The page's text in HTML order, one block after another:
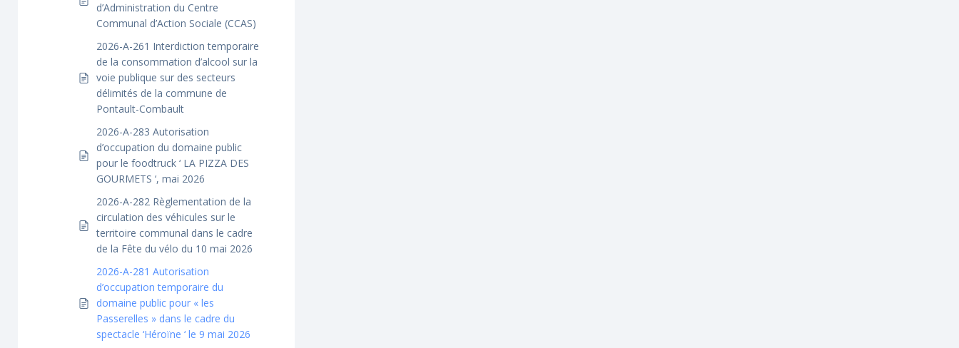
d’Administration du Centre
Communal d’Action Sociale (CCAS)
2026-A-261 Interdiction temporaire
de la consommation d’alcool sur la
voie publique sur des secteurs
délimités de la commune de
Pontault-Combault
2026-A-283 Autorisation
d’occupation du domaine public
pour le foodtruck ‘ LA PIZZA DES
GOURMETS ‘, mai 2026
2026-A-282 Règlementation de la
circulation des véhicules sur le
territoire communal dans le cadre
de la Fête du vélo du 10 mai 2026
2026-A-281 Autorisation
d’occupation temporaire du
domaine public pour « les
Passerelles » dans le cadre du
spectacle ‘Héroïne ‘ le 9 mai 2026